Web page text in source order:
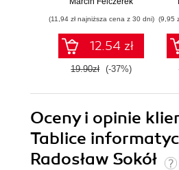
(11,94 zł najniższa cena z 30 dni)
12.54 zł
19.90zł (-37%)
(9,95
Oceny i opinie
Tablice
Radosław Sokół